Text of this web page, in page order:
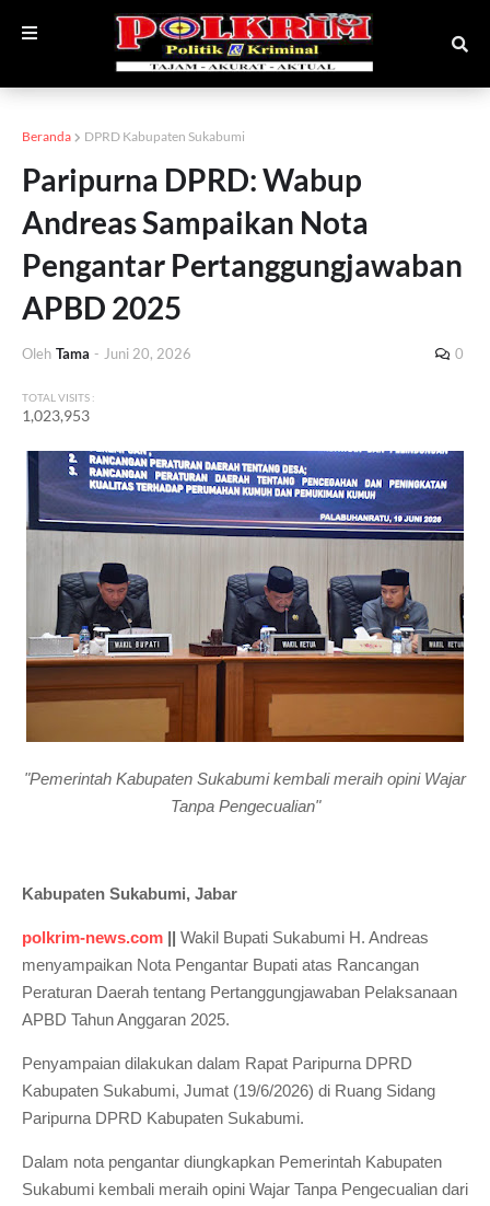
Beranda DPRD Kabupaten Sukabumi
Paripurna DPRD: Wabup
Andreas Sampaikan Nota
Pengantar Pertanggungjawaban
APBD 2025
Oleh Tama - Juni 20, 2026 0
TOTAL VISITS :
1,023,953
"Pemerintah Kabupaten Sukabumi kembali meraih opini Wajar
Tanpa Pengecualian"
Kabupaten Sukabumi, Jabar
polkrim-news.com || Wakil Bupati Sukabumi H. Andreas
menyampaikan Nota Pengantar Bupati atas Rancangan
Peraturan Daerah tentang Pertanggungjawaban Pelaksanaan
APBD Tahun Anggaran 2025.
Penyampaian dilakukan dalam Rapat Paripurna DPRD
Kabupaten Sukabumi, Jumat (19/6/2026) di Ruang Sidang
Paripurna DPRD Kabupaten Sukabumi.
Dalam nota pengantar diungkapkan Pemerintah Kabupaten
Sukabumi kembali meraih opini Wajar Tanpa Pengecualian dari